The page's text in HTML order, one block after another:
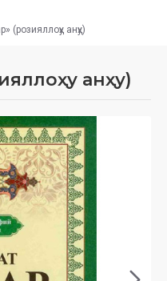
(розияллоҳу анҳу)
анҳу)